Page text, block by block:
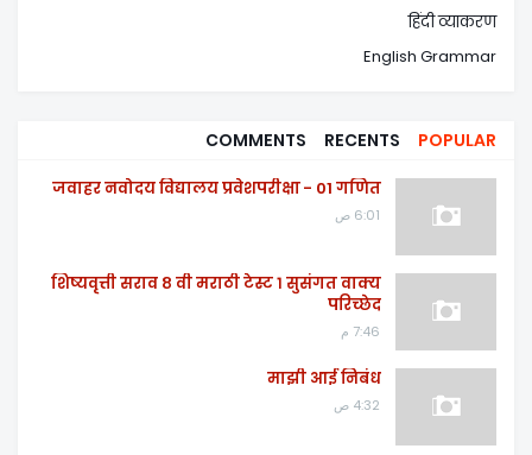
हिंदी व्याकरण
English Grammar
POPULAR
RECENTS
COMMENTS
जवाहर नवोदय विद्यालय प्रवेशपरीक्षा - 01 गणित
6:01 ص
शिष्यवृत्ती सराव ८ वी मराठी टेस्ट १ सुसंगत वाक्य
परिच्छेद
7:46 م
माझी आई निबंध
4:32 ص